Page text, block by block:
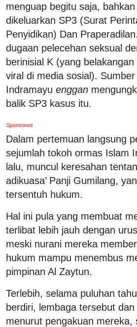
menguap begitu saja,
dikeluarkan SP3 (Surat
Penyidikan) Dan
dugaan pelecehan seksual
berinisial K (yang
viral di media sosial).
Indramayu enggan
balik SP3 kasus itu.
Sponsored
Dalam pertemuan langsung
sejumlah tokoh ormas Islam
lalu, muncul keresahan
adikuasa’ Panji Gumilang,
tersentuh hukum.
Hal ini pula yang membuat
terlibat lebih jauh dengan
meski nurani mereka
hukum mampu menembus
pimpinan Al Zaytun.
Terlebih, selama puluhan
berdiri, lembaga tersebut
menurut pengakuan mereka,